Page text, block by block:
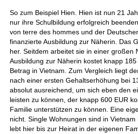
So zum Beispiel Hien. Hien ist nun 21
nur ihre Schulbildung erfolgreich
von terre des hommes und der
finanzierte Ausbildung zur Näherin. Das
her. Seitdem arbeitet sie in einer großen
Ausbildung zur Näherin kostet knapp
Betrag in Vietnam. Zum Vergleich liegt
nach einer ersten Gehaltserhöhung bei
absolut ausreichend, um sich eben den
leisten zu können, der knapp 600 EUR
Familie unterstützen zu können. Eine
nicht. Single Wohnungen sind in
lebt hier bis zur Heirat in der eigenen